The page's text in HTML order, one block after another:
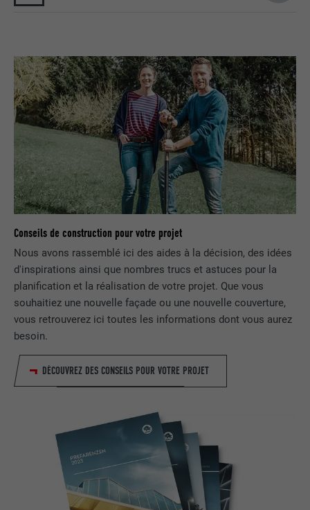
Conseils de construction pour votre projet
Nous avons rassemblé ici des aides à la décision, des idées
d'inspirations ainsi que nombres trucs et astuces pour la
planification et la réalisation de votre projet. Que vous
souhaitiez une nouvelle façade ou une nouvelle couverture,
vous retrouverez ici toutes les informations dont vous aurez
besoin.
DÉCOUVREZ DES CONSEILS POUR VOTRE PROJET
FOURNISSEUR LinkedIn
EXPIRATION 1 an
UTILITÉ
Est utilisé pour garantir que le même
attribut SameSite est disponible pour
tous les cookies dans ce navigateur
NOM _fbp
FOURNISSEUR Facebook
EXPIRATION 3 mois
UTILITÉ
Est utilisé par Facebook pour afficher
une série de produits publicitaires, par
Facebook
EXPIRATION
Est utilisé par Facebook pour afficher
une série de produits publicitaires, par